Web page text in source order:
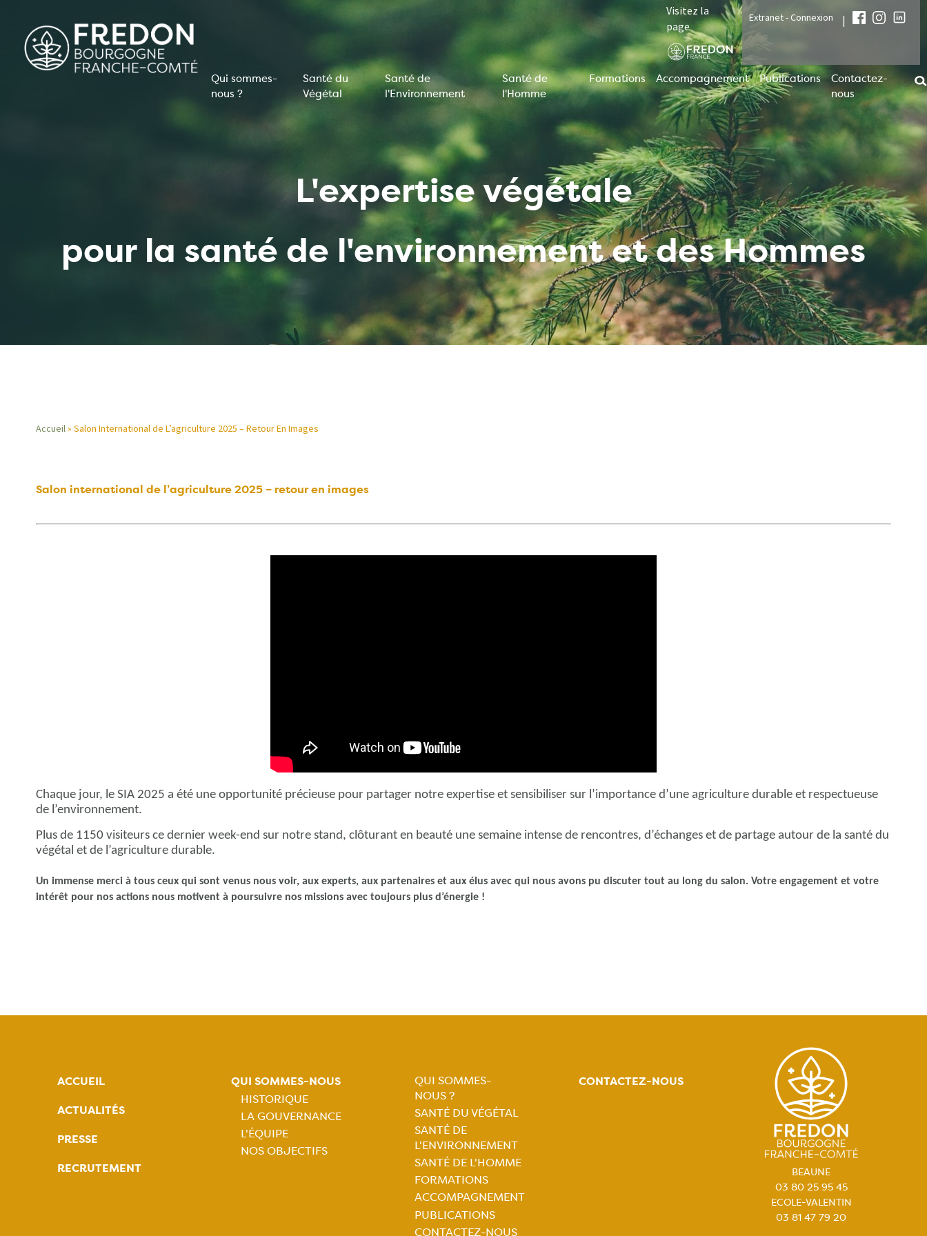
contenu
principal
Visitez la
page
Extranet - Connexion |
Navigation
principale
Qui sommes-
nous ?
Santé du
Végétal
Santé de
l'Environnement
Santé de
l'Homme
Formations Accompagnement Publications
Contactez-
nous
L'expertise végétale
pour la santé de l'environnement et des Hommes
d'Ariane
Accueil Salon International de L’agriculture 2025 – Retour En Images
Salon international de l’agriculture 2025 – retour en images
Chaque jour, le SIA 2025 a été une opportunité précieuse pour partager notre expertise et sensibiliser sur l’importance d’une agriculture durable et respectueuse
de l’environnement.
Plus de 1150 visiteurs ce dernier week-end sur notre stand, clôturant en beauté une semaine intense de rencontres, d’échanges et de partage autour de la santé du
végétal et de l’agriculture durable.
Un immense merci à tous ceux qui sont venus nous voir, aux experts, aux partenaires et aux élus avec qui nous avons pu discuter tout au long du salon. Votre engagement et votre
intérêt pour nos actions nous motivent à poursuivre nos missions avec toujours plus d’énergie !
ACCUEIL
ACTUALITÉS
PRESSE
RECRUTEMENT
QUI SOMMES-NOUS
Navigation
principale
HISTORIQUE
LA GOUVERNANCE
L'ÉQUIPE
NOS OBJECTIFS
Navigation
principale
QUI SOMMES-
NOUS ?
SANTÉ DU VÉGÉTAL
SANTÉ DE
L'ENVIRONNEMENT
SANTÉ DE L'HOMME
FORMATIONS
ACCOMPAGNEMENT
PUBLICATIONS
CONTACTEZ-NOUS
CONTACTEZ-NOUS
BEAUNE
03 80 25 95 45
ECOLE-VALENTIN
03 81 47 79 20